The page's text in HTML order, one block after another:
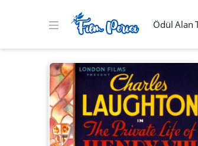
Ödül Alan